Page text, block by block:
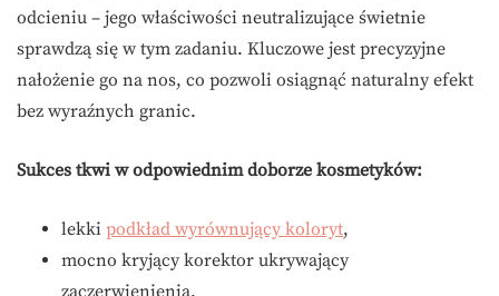
odcieniu – jego właściwości neutralizujące świetnie
sprawdzą się w tym zadaniu. Kluczowe jest precyzyjne
nałożenie go na nos, co pozwoli osiągnąć naturalny efekt
bez wyraźnych granic.
Sukces tkwi w odpowiednim doborze kosmetyków:
lekki podkład wyrównujący koloryt,
mocno kryjący korektor ukrywający